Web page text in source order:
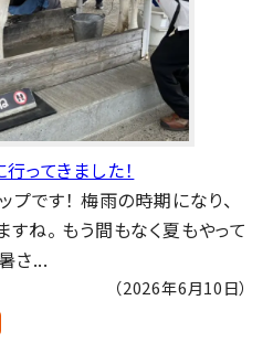
ってきました！
プです！ 梅雨の時期になり、
ね。 もう間もなく夏もやって
さ...
（2026年6月10日）